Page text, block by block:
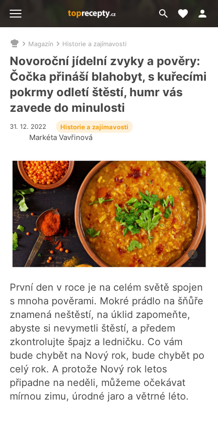
Přejít
na
Moje
Nacházíte
se
zde:
Magazín Historie a zajímavosti
Novoroční jídelní zvyky a pověry:
Čočka přináší blahobyt, s kuřecími
pokrmy odletí štěstí, humr vás
zavede do minulosti
Markéta Vavřinová
31. 12. 2022 Historie a zajímavosti
První den v roce je na celém světě spojen
s mnoha pověrami. Mokré prádlo na šňůře
znamená neštěstí, na úklid zapomeňte,
abyste si nevymetli štěstí, a předem
zkontrolujte špajz a ledničku. Co vám
bude chybět na Nový rok, bude chybět po
celý rok. A protože Nový rok letos
připadne na neděli, můžeme očekávat
mírnou zimu, úrodné jaro a větrné léto.